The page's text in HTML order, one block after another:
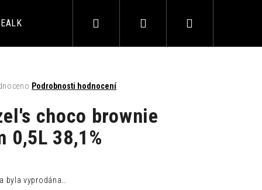
ALKOHOL AKČNÍ BALÍČKY
Přihlášení
Podrobnosti hodnocení
choco brownie
0,5L 38,1%
byla vyprodána…
0,33L